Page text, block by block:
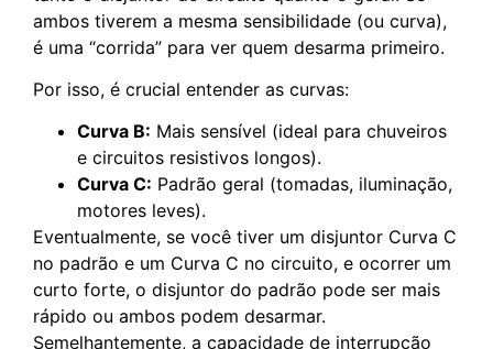
ambos tiverem a mesma sensibilidade (ou curva),
é uma “corrida” para ver quem desarma primeiro.
Por isso, é crucial entender as curvas:
Curva B: Mais sensível (ideal para chuveiros
e circuitos resistivos longos).
Curva C: Padrão geral (tomadas, iluminação,
motores leves).
Eventualmente, se você tiver um disjuntor Curva C
no padrão e um Curva C no circuito, e ocorrer um
curto forte, o disjuntor do padrão pode ser mais
rápido ou ambos podem desarmar.
Semelhantemente, a capacidade de interrupção